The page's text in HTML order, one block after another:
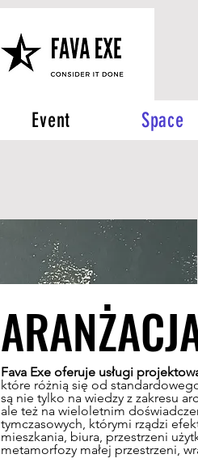
Event Space
Fava Exe oferuje usługi
które różnią się od
są nie tylko na wiedzy z zakresu
ale też na wieloletnim
tymczasowych, którymi rządzi
mieszkania, biura, przestrzeni
metamorfozy małej przestrzeni,